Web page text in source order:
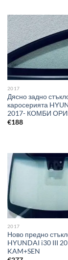
2017
Дясно задно
каросерията
2017- КОМБИ
€188
2017
Ново предно
HYUNDAI i30 III
KAM+SEN